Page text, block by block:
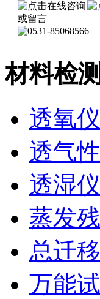
材料检
透氧仪
透气
透湿仪
蒸发
总迁
万能